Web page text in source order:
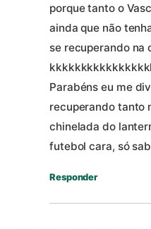
porque tanto o
ainda que não
se recuperando na
Parabéns eu me
recuperando tanto
chinelada do
futebol cara, só
Responder